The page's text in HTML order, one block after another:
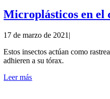
Microplásticos en el
17 de marzo de 2021 |
Estos insectos actúan como
adhieren a su tórax.
Leer más